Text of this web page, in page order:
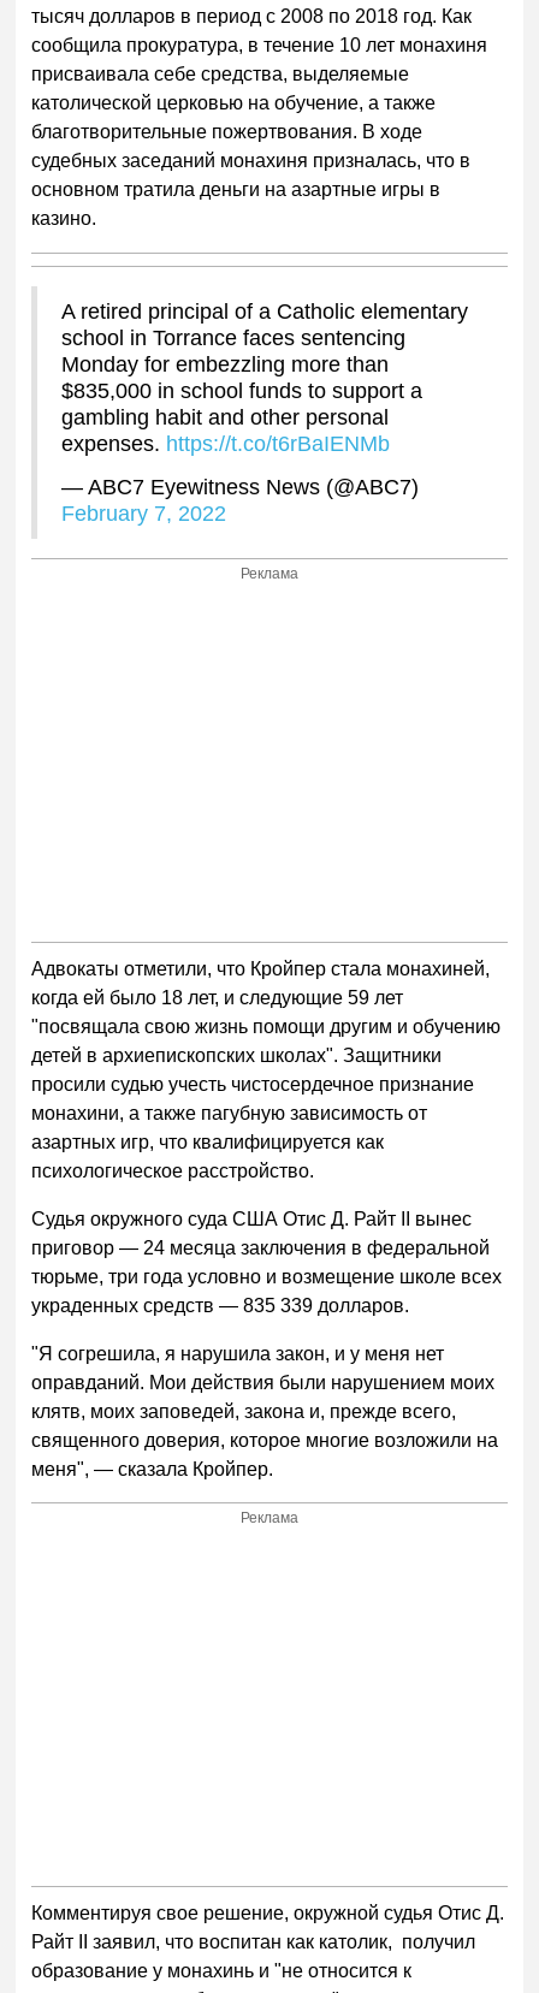
тысяч долларов в период с 2008 по 2018 год. Как
сообщила прокуратура, в течение 10 лет монахиня
присваивала себе средства, выделяемые
католической церковью на обучение, а также
благотворительные пожертвования. В ходе
судебных заседаний монахиня призналась, что в
основном тратила деньги на азартные игры в
казино.
A retired principal of a Catholic elementary
school in Torrance faces sentencing
Monday for embezzling more than
$835,000 in school funds to support a
gambling habit and other personal
expenses. https://t.co/t6rBaIENMb
— ABC7 Eyewitness News (@ABC7)
February 7, 2022
Реклама
Адвокаты отметили, что Кройпер стала монахиней,
когда ей было 18 лет, и следующие 59 лет
"посвящала свою жизнь помощи другим и обучению
детей в архиепископских школах". Защитники
просили судью учесть чистосердечное признание
монахини, а также пагубную зависимость от
азартных игр, что квалифицируется как
психологическое расстройство.
Судья окружного суда США Отис Д. Райт II вынес
приговор — 24 месяца заключения в федеральной
тюрьме, три года условно и возмещение школе всех
украденных средств — 835 339 долларов.
"Я согрешила, я нарушила закон, и у меня нет
оправданий. Мои действия были нарушением моих
клятв, моих заповедей, закона и, прежде всего,
священного доверия, которое многие возложили на
меня", — сказала Кройпер.
Реклама
Комментируя свое решение, окружной судья Отис Д.
Райт II заявил, что воспитан как католик, получил
образование у монахинь и "не относится к